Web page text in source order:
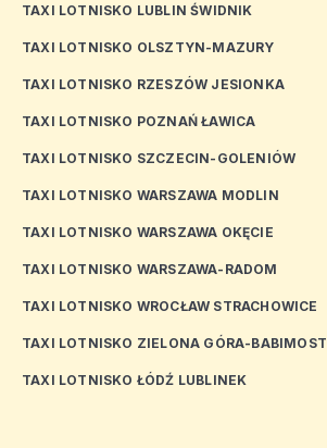
TAXI LOTNISKO LUBLIN ŚWIDNIK
TAXI LOTNISKO OLSZTYN-MAZURY
TAXI LOTNISKO RZESZÓW JESIONKA
TAXI LOTNISKO POZNAŃ ŁAWICA
TAXI LOTNISKO SZCZECIN-GOLENIÓW
TAXI LOTNISKO WARSZAWA MODLIN
TAXI LOTNISKO WARSZAWA OKĘCIE
TAXI LOTNISKO WARSZAWA-RADOM
TAXI LOTNISKO WROCŁAW STRACHOWICE
TAXI LOTNISKO ZIELONA GÓRA-BABIMOST
TAXI LOTNISKO ŁÓDŹ LUBLINEK